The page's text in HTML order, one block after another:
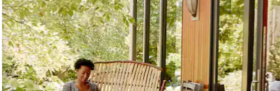
se strelicama prema gore i prema dolje, kao i dodirom ili